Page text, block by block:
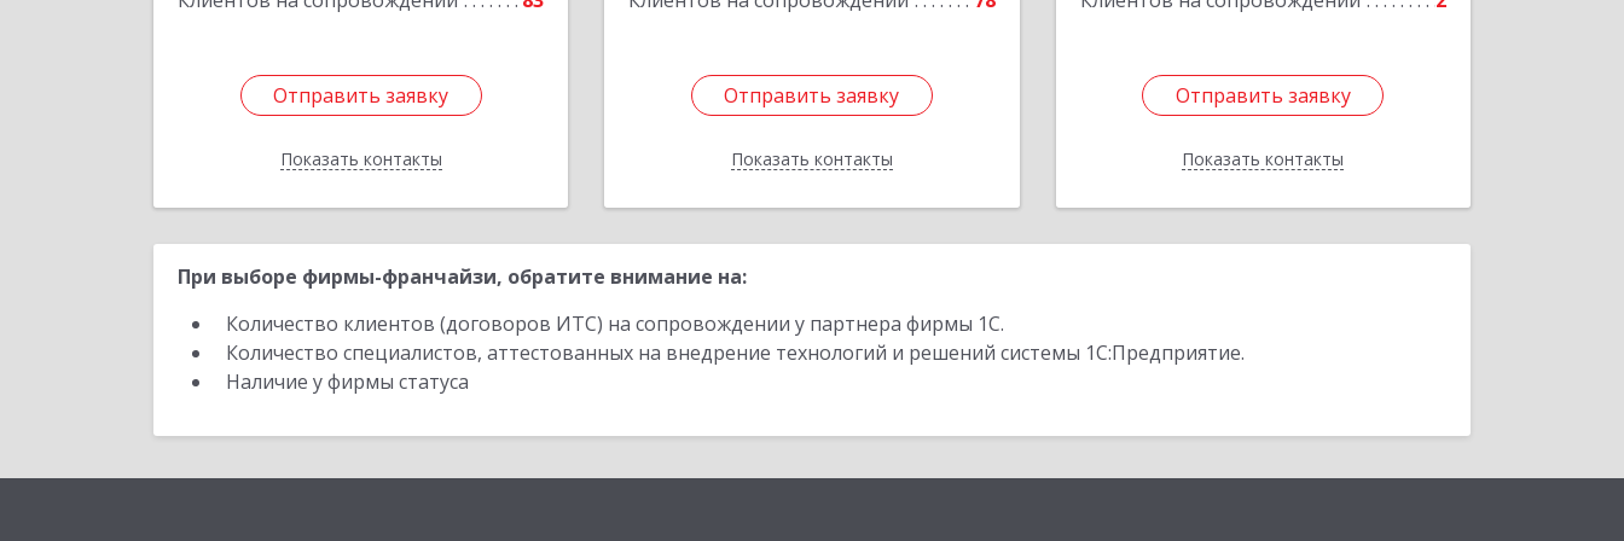
Отправить заявку
Показать контакты
Отправить заявку
Назад
Отправить заявку
Показать контакты
Отправить заявку
Назад
Отправить заявку
Показать контакты
Отправить заявку
Назад
При выборе фирмы-франчайзи, обратите внимание на:
Количество клиентов (договоров ИТС) на сопровождении у партнера фирмы 1С.
Количество специалистов, аттестованных на внедрение технологий и решений системы 1С:Предприятие.
Наличие у фирмы статуса